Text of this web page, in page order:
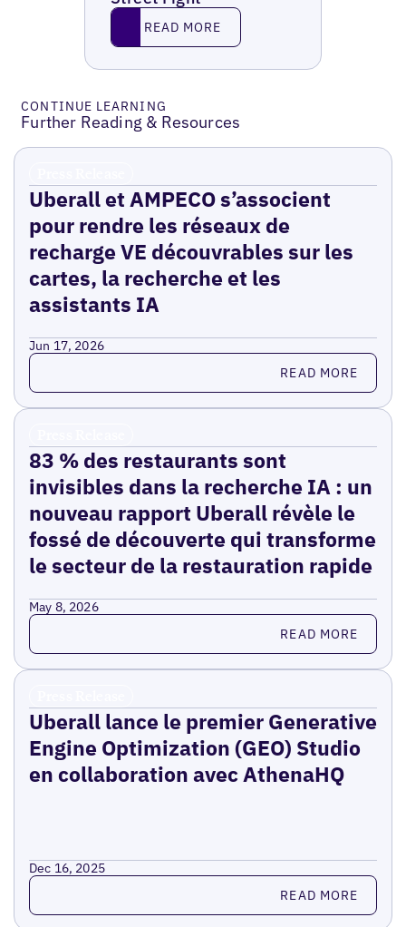
Read MoreREAD MORE
CONTINUE LEARNING
Further Reading & Resources
Uberall et AMPECO s’associent
pour rendre les réseaux de
recharge VE découvrables sur les
cartes, la recherche et les
assistants IA
Jun 17, 2026
Read more READ MORE
83 % des restaurants sont
invisibles dans la recherche IA : un
nouveau rapport Uberall révèle le
fossé de découverte qui transforme
le secteur de la restauration rapide
May 8, 2026
Read more READ MORE
Uberall lance le premier Generative
Engine Optimization (GEO) Studio
en collaboration avec AthenaHQ
Dec 16, 2025
Read more READ MORE